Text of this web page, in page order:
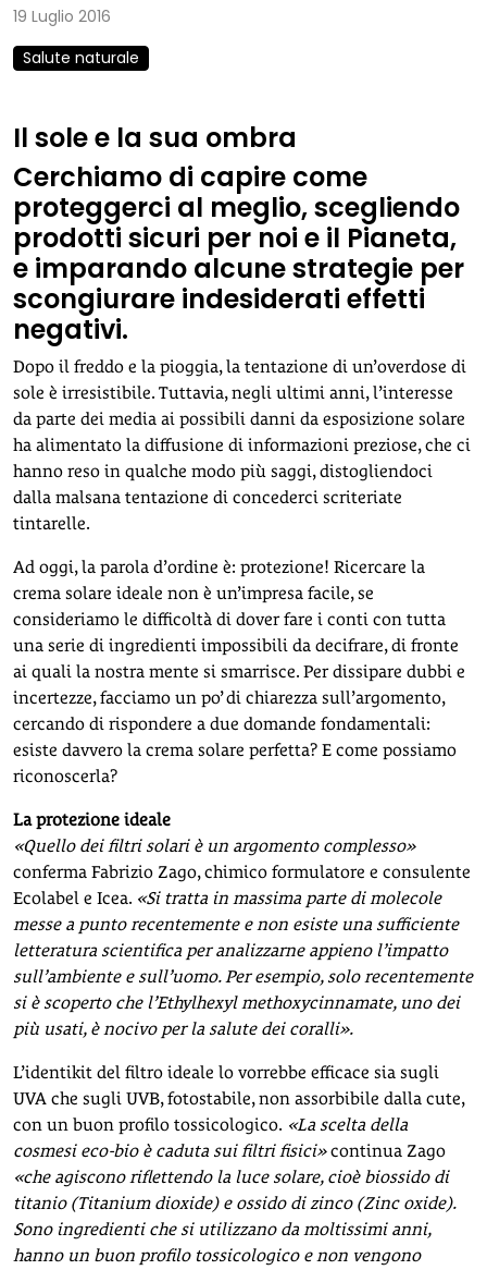
19 Luglio 2016
Salute naturale
Il sole e la sua ombra
Cerchiamo di capire come
proteggerci al meglio, scegliendo
prodotti sicuri per noi e il Pianeta,
e imparando alcune strategie per
scongiurare indesiderati effetti
negativi.
Dopo il freddo e la pioggia, la tentazione di un’overdose di
sole è irresistibile. Tuttavia, negli ultimi anni, l’interesse
da parte dei media ai possibili danni da esposizione solare
ha alimentato la diffusione di informazioni preziose, che ci
hanno reso in qualche modo più saggi, distogliendoci
dalla malsana tentazione di concederci scriteriate
tintarelle.
Ad oggi, la parola d’ordine è: protezione! Ricercare la
crema solare ideale non è un’impresa facile, se
consideriamo le difficoltà di dover fare i conti con tutta
una serie di ingredienti impossibili da decifrare, di fronte
ai quali la nostra mente si smarrisce. Per dissipare dubbi e
incertezze, facciamo un po’ di chiarezza sull’argomento,
cercando di rispondere a due domande fondamentali:
esiste davvero la crema solare perfetta? E come possiamo
riconoscerla?
La protezione ideale
«Quello dei filtri solari è un argomento complesso»
conferma Fabrizio Zago, chimico formulatore e consulente
Ecolabel e Icea. «Si tratta in massima parte di molecole
messe a punto recentemente e non esiste una sufficiente
letteratura scientifica per analizzarne appieno l’impatto
sull’ambiente e sull’uomo. Per esempio, solo recentemente
si è scoperto che l’Ethylhexyl methoxycinnamate, uno dei
più usati, è nocivo per la salute dei coralli».
L’identikit del filtro ideale lo vorrebbe efficace sia sugli
UVA che sugli UVB, fotostabile, non assorbibile dalla cute,
con un buon profilo tossicologico. «La scelta della
cosmesi eco-bio è caduta sui filtri fisici»continua Zago
«che agiscono riflettendo la luce solare, cioè biossido di
titanio (Titanium dioxide) e ossido di zinco (Zinc oxide).
Sono ingredienti che si utilizzano da moltissimi anni,
hanno un buon profilo tossicologico e non vengono